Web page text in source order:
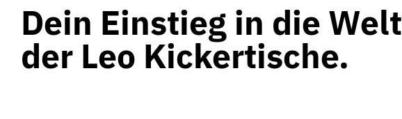
Dein Einstieg in die Welt
der Leo Kickertische.